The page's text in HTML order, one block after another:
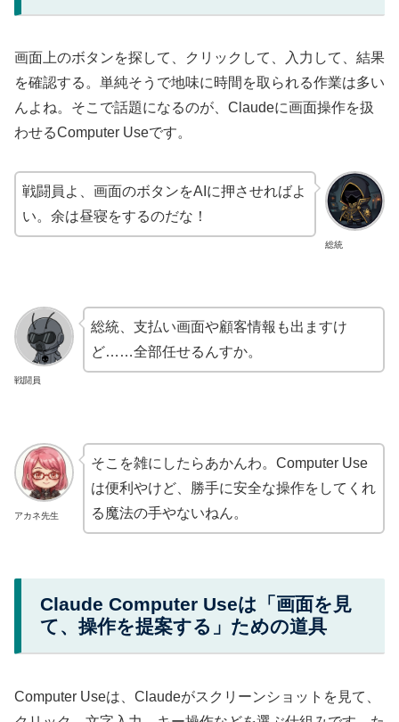
画面上のボタンを探して、クリックして、入力して、結果
を確認する。単純そうで地味に時間を取られる作業は多い
んよね。そこで話題になるのが、Claudeに画面操作を扱
わせるComputer Useです。
総統
戦闘員よ、画面のボタンをAIに押させればよ
い。余は昼寝をするのだな！
戦闘員
総統、支払い画面や顧客情報も出ますけ
ど……全部任せるんすか。
アカネ先生
そこを雑にしたらあかんわ。Computer Use
は便利やけど、勝手に安全な操作をしてくれ
る魔法の手やないねん。
Claude Computer Useは「画面を見
て、操作を提案する」ための道具
Computer Useは、Claudeがスクリーンショットを見て、